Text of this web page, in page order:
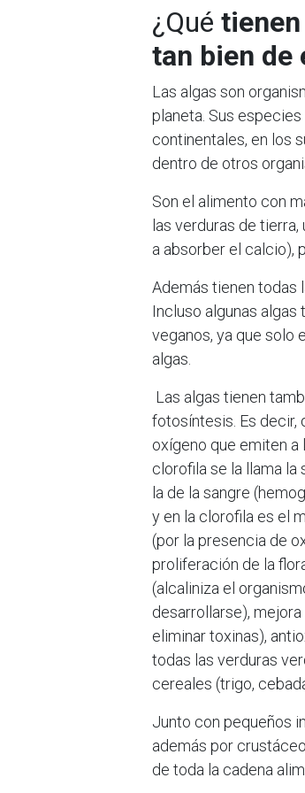
¿Qué
tan bien de
Las algas son
planeta. Sus
continentales, en los
dentro de otros
Son el alimento con
las verduras de tierra,
a absorber el calcio),
Además tienen todas
Incluso algunas algas
veganos, ya que solo
algas.
Las algas tienen
fotosíntesis. Es decir,
oxígeno que emiten a
clorofila se la llama la
la de la sangre
y en la clorofila es el
(por la presencia de
proliferación de la
(alcaliniza el
desarrollarse),
eliminar toxinas),
todas las verduras
cereales (trigo,
Junto con pequeños
además por
de toda la cadena